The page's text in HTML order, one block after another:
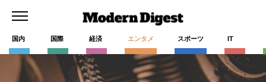
国内 国際 経済 エンタメ スポーツ IT